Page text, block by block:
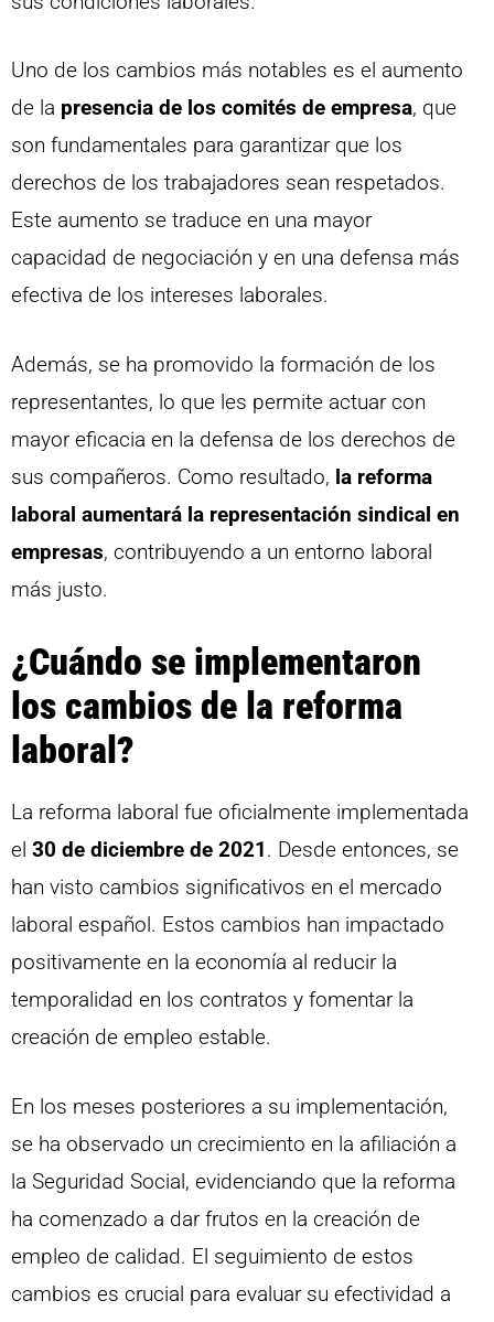
Uno de los cambios más notables es el aumento
de la presencia de los comités de empresa, que
son fundamentales para garantizar que los
derechos de los trabajadores sean respetados.
Este aumento se traduce en una mayor
capacidad de negociación y en una defensa más
efectiva de los intereses laborales.
Además, se ha promovido la formación de los
representantes, lo que les permite actuar con
mayor eficacia en la defensa de los derechos de
sus compañeros. Como resultado, la reforma
laboral aumentará la representación sindical en
empresas, contribuyendo a un entorno laboral
más justo.
¿Cuándo se implementaron
los cambios de la reforma
laboral?
La reforma laboral fue oficialmente implementada
el 30 de diciembre de 2021. Desde entonces, se
han visto cambios significativos en el mercado
laboral español. Estos cambios han impactado
positivamente en la economía al reducir la
temporalidad en los contratos y fomentar la
creación de empleo estable.
En los meses posteriores a su implementación,
se ha observado un crecimiento en la afiliación a
la Seguridad Social, evidenciando que la reforma
ha comenzado a dar frutos en la creación de
empleo de calidad. El seguimiento de estos
cambios es crucial para evaluar su efectividad a